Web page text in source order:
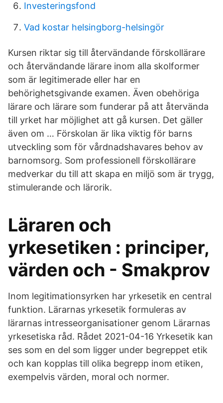
Investeringsfond
Vad kostar helsingborg-helsingör
Kursen riktar sig till återvändande förskollärare
och återvändande lärare inom alla skolformer
som är legitimerade eller har en
behörighetsgivande examen. Även obehöriga
lärare och lärare som funderar på att återvända
till yrket har möjlighet att gå kursen. Det gäller
även om … Förskolan är lika viktig för barns
utveckling som för vårdnadshavares behov av
barnomsorg. Som professionell förskollärare
medverkar du till att skapa en miljö som är trygg,
stimulerande och lärorik.
Läraren och
yrkesetiken : principer,
värden och - Smakprov
Inom legitimationsyrken har yrkesetik en central
funktion. Lärarnas yrkesetik formuleras av
lärarnas intresseorganisationer genom Lärarnas
yrkesetiska råd. Rådet 2021-04-16 Yrkesetik kan
ses som en del som ligger under begreppet etik
och kan kopplas till olika begrepp inom etiken,
exempelvis värden, moral och normer.